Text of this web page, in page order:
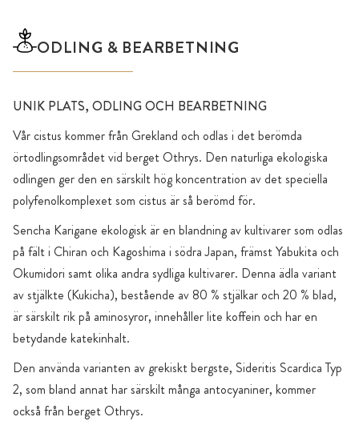
ODLING & BEARBETNING
UNIK PLATS, ODLING OCH BEARBETNING
Vår cistus kommer från Grekland och odlas i det berömda
örtodlingsområdet vid berget Othrys. Den naturliga ekologiska
odlingen ger den en särskilt hög koncentration av det speciella
polyfenolkomplexet som cistus är så berömd för.
Sencha Karigane ekologisk är en blandning av kultivarer som odlas
på fält i Chiran och Kagoshima i södra Japan, främst Yabukita och
Okumidori samt olika andra sydliga kultivarer. Denna ädla variant
av stjälkte (Kukicha), bestående av 80 % stjälkar och 20 % blad,
är särskilt rik på aminosyror, innehåller lite koffein och har en
betydande katekinhalt.
Den använda varianten av grekiskt bergste, Sideritis Scardica Typ
2, som bland annat har särskilt många antocyaniner, kommer
också från berget Othrys.